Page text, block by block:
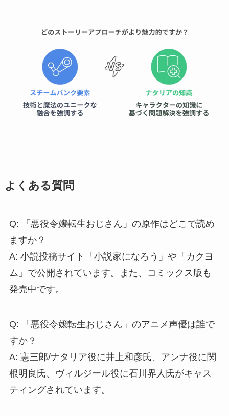
よくある質問
Q: 「悪役令嬢転生おじさん」の原作はどこで読め
ますか？
A: 小説投稿サイト「小説家になろう」や「カクヨ
ム」で公開されています。また、コミックス版も
発売中です。
Q: 「悪役令嬢転生おじさん」のアニメ声優は誰で
すか？
A: 憲三郎/ナタリア役に井上和彦氏、アンナ役に関
根明良氏、ヴィルジール役に石川界人氏がキャス
ティングされています。